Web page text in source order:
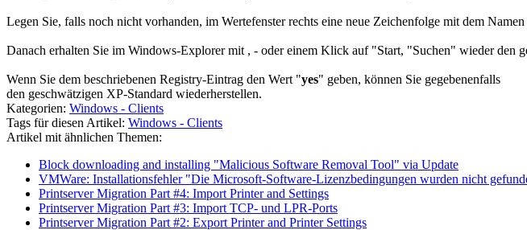
Legen Sie, falls noch nicht vorhanden, im Wertefenster rechts eine neue Zeichenfolge mit dem
Danach erhalten Sie im Windows-Explorer mit , - oder einem Klick auf "Start, "Suchen" wieder den
Wenn Sie dem beschriebenen Registry-Eintrag den Wert "yes" geben, können Sie gegebenenfalls
den geschwätzigen XP-Standard wiederherstellen.
Kategorien: Windows - Clients
Tags für diesen Artikel: Windows - Clients
Artikel mit ähnlichen Themen:
Block downloading and installing "Malicious Software Removal Tool" via Update
VMWare: Installationsfehler "Die Microsoft-Software-Lizenzbedingungen wurden nicht
Printserver Migration Part #4: Import Printer and Settings
Printserver Migration Part #3: Import TCP- und LPR-Ports
Printserver Migration Part #2: Export Printer and Printer Settings